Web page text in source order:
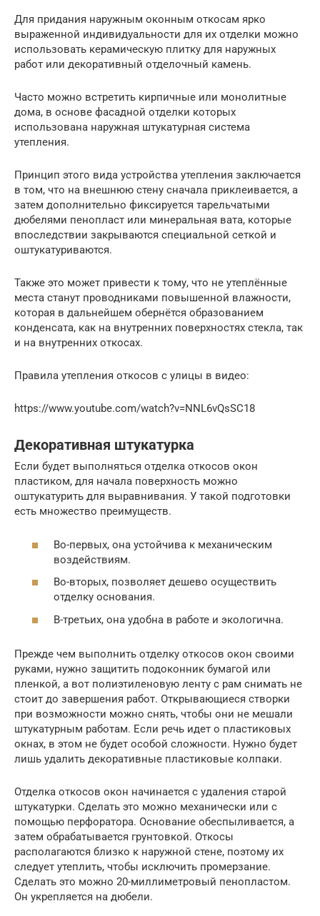
Для придания наружным оконным откосам ярко
выраженной индивидуальности для их отделки можно
использовать керамическую плитку для наружных
работ или декоративный отделочный камень.
Часто можно встретить кирпичные или монолитные
дома, в основе фасадной отделки которых
использована наружная штукатурная система
утепления.
Принцип этого вида устройства утепления заключается
в том, что на внешнюю стену сначала приклеивается, а
затем дополнительно фиксируется тарельчатыми
дюбелями пенопласт или минеральная вата, которые
впоследствии закрываются специальной сеткой и
оштукатуриваются.
Также это может привести к тому, что не утеплённые
места станут проводниками повышенной влажности,
которая в дальнейшем обернётся образованием
конденсата, как на внутренних поверхностях стекла, так
и на внутренних откосах.
Правила утепления откосов с улицы в видео:
https://www.youtube.com/watch?v=NNL6vQsSC18
Декоративная штукатурка
Если будет выполняться отделка откосов окон
пластиком, для начала поверхность можно
оштукатурить для выравнивания. У такой подготовки
есть множество преимуществ.
Во-первых, она устойчива к механическим
воздействиям.
Во-вторых, позволяет дешево осуществить
отделку основания.
В-третьих, она удобна в работе и экологична.
Прежде чем выполнить отделку откосов окон своими
руками, нужно защитить подоконник бумагой или
пленкой, а вот полиэтиленовую ленту с рам снимать не
стоит до завершения работ. Открывающиеся створки
при возможности можно снять, чтобы они не мешали
штукатурным работам. Если речь идет о пластиковых
окнах, в этом не будет особой сложности. Нужно будет
лишь удалить декоративные пластиковые колпаки.
Отделка откосов окон начинается с удаления старой
штукатурки. Сделать это можно механически или с
помощью перфоратора. Основание обеспыливается, а
затем обрабатывается грунтовкой. Откосы
располагаются близко к наружной стене, поэтому их
следует утеплить, чтобы исключить промерзание.
Сделать это можно 20-миллиметровый пенопластом.
Он укрепляется на дюбели.